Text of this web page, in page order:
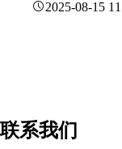
测、可控制的
2025-08-15
联系我们